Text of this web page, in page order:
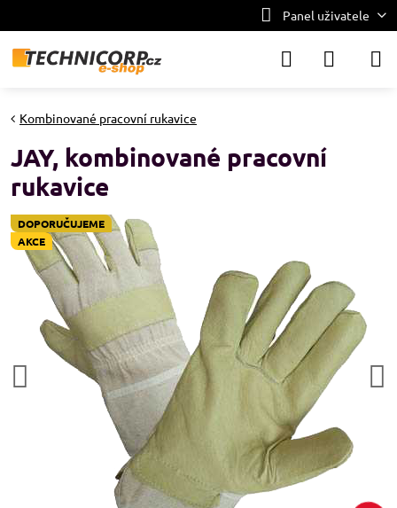
Panel uživatele
DOPORUČUJEME
AKCE
Kombinované pracovní rukavice
JAY, kombinované pracovní
rukavice